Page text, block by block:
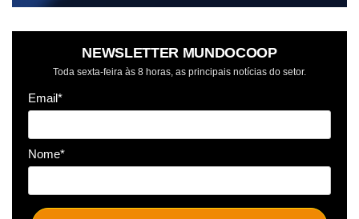
NEWSLETTER MUNDOCOOP
Toda sexta-feira às 8 horas, as principais notícias do setor.
Email*
Nome*